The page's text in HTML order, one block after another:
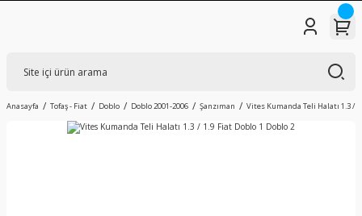
Anasayfa Tofaş - Fiat Doblo Doblo 2001-2006 Şanzıman Vites Kumanda Teli Halatı 1.3 /